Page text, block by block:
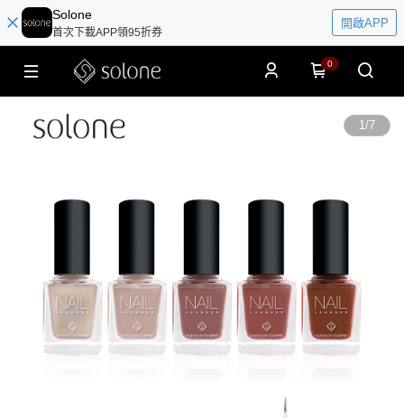
Solone
首次下載APP領95折券
開啟APP
0
1/7